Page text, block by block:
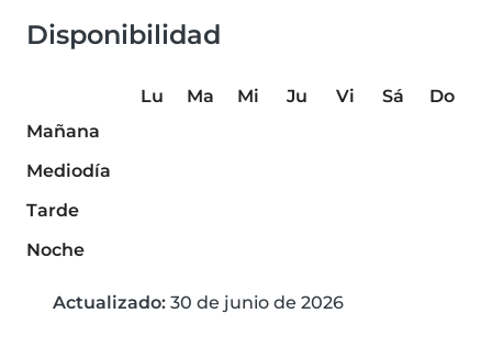
Disponibilidad
Lu Ma Mi Ju Vi Sá
Do
Mañana
Mediodía
Tarde
Noche
Actualizado: 30 de junio de 2026